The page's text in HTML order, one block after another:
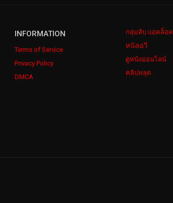
INFORMATION
Terms of Service
Privacy Policy
DMCA
กลุ่มลับ แอคล็อค
หนังเอวี
ดูหนังออนไลน์
คลิปหลุด